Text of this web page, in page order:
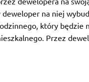
na niej
który będzie
Przez